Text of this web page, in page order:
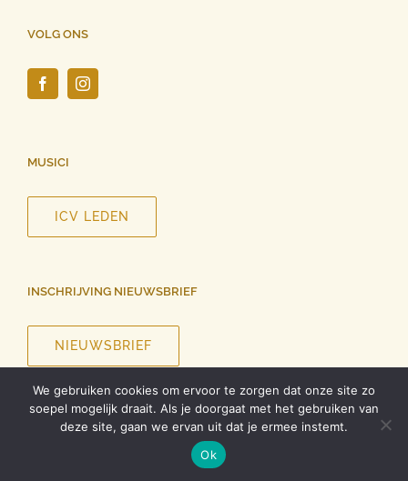
VOLG ONS
MUSICI
ICV LEDEN
INSCHRIJVING NIEUWSBRIEF
NIEUWSBRIEF
2026 InCanto Vocale | Alle rechten voorbehouden |
| Ontwerp website
We gebruiken cookies om ervoor te zorgen dat onze site zo
soepel mogelijk draait. Als je doorgaat met het gebruiken van
deze site, gaan we ervan uit dat je ermee instemt.
Ok